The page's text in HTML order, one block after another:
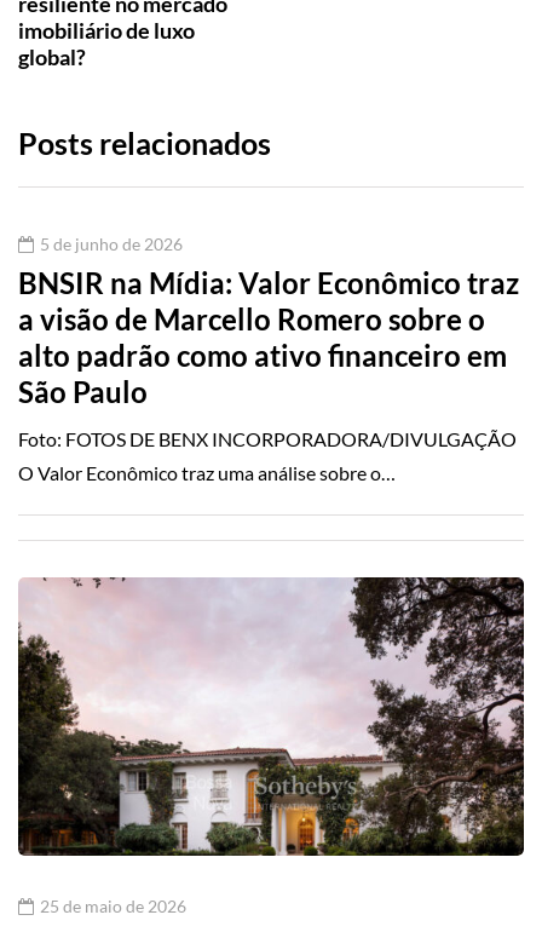
imobiliário de luxo
global?
Posts relacionados
5 de junho de 2026
BNSIR na Mídia: Valor Econômico traz
a visão de Marcello Romero sobre o
alto padrão como ativo financeiro em
São Paulo
Foto: FOTOS DE BENX INCORPORADORA/DIVULGAÇÃO
O Valor Econômico traz uma análise sobre o…
25 de maio de 2026